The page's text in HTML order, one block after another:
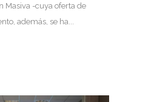
Masiva -cuya oferta de
además, se ha...